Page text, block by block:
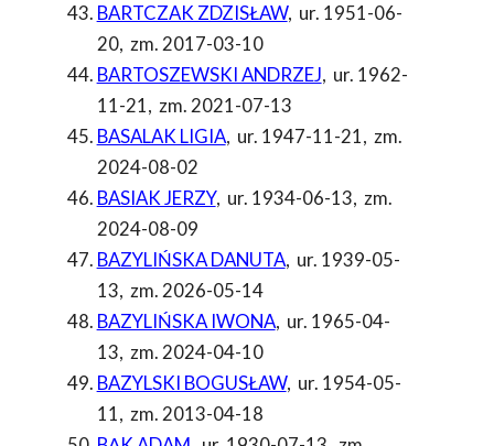
BARTCZAK ZDZISŁAW, ur. 1951-06-
20, zm. 2017-03-10
BARTOSZEWSKI ANDRZEJ, ur. 1962-
11-21, zm. 2021-07-13
BASALAK LIGIA, ur. 1947-11-21, zm.
2024-08-02
BASIAK JERZY, ur. 1934-06-13, zm.
2024-08-09
BAZYLIŃSKA DANUTA, ur. 1939-05-
13, zm. 2026-05-14
BAZYLIŃSKA IWONA, ur. 1965-04-
13, zm. 2024-04-10
BAZYLSKI BOGUSŁAW, ur. 1954-05-
11, zm. 2013-04-18